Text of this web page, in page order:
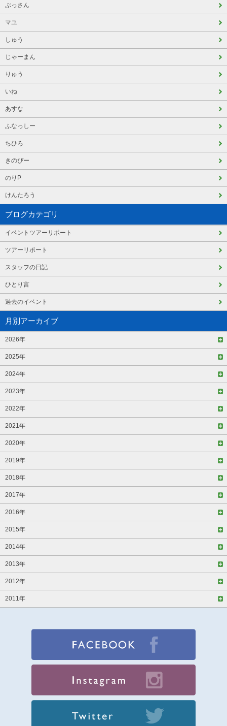
ぶっさん
マユ
しゅう
じゃーまん
りゅう
いね
あすな
ふなっしー
ちひろ
きのぴー
のりP
けんたろう
ブログカテゴリ
イベントツアーリポート
ツアーリポート
スタッフの日記
ひとり言
過去のイベント
月別アーカイブ
2026年
2025年
2024年
2023年
2022年
2021年
2020年
2019年
2018年
2017年
2016年
2015年
2014年
2013年
2012年
2011年